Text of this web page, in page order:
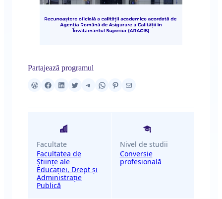
Partajează programul
Facultate
Facultatea de
Științe ale
Educației, Drept și
Administrație
Publică
Nivel de studii
Conversie
profesională